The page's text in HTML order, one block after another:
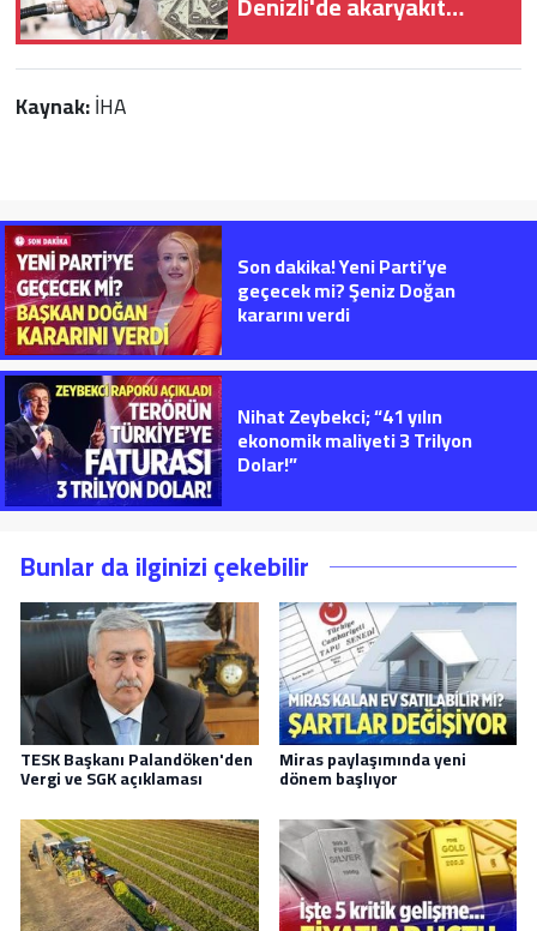
fiyatları ne kadar?
Kaynak:İHA
Son dakika! Yeni Parti’ye
geçecek mi? Şeniz Doğan
kararını verdi
Nihat Zeybekci; “41 yılın
ekonomik maliyeti 3 Trilyon
Dolar!”
Bunlar da ilginizi çekebilir
TESK Başkanı Palandöken'den
Vergi ve SGK açıklaması
Miras paylaşımında yeni
dönem başlıyor